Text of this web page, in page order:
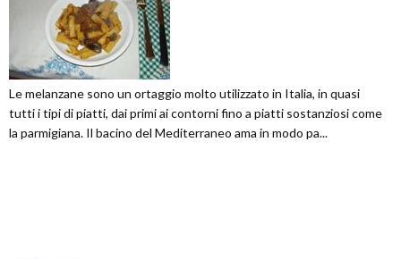
Le melanzane sono un ortaggio molto utilizzato in Italia, in quasi
tutti i tipi di piatti, dai primi ai contorni fino a piatti sostanziosi come
la parmigiana. Il bacino del Mediterraneo ama in modo pa...